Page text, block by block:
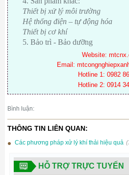
Thiết bị xử lý môi trường
Hệ thống điện – tự động hóa
Thiết bị cơ khí
5. Bảo trì - Bảo dưỡng
Website:
Email:
Hotline 1: 0982
Hotline 2: 0914
Bình luận:
THÔNG TIN LIÊN QUAN:
Các phương pháp xử lý khí thải hiệu quả
HỖ TRỢ TRỰC TUYẾN